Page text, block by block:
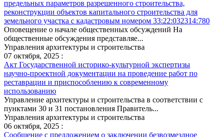
предельных параметров разрешенного строительства,
реконструкции объектов капитального строительства для
земельного участка с кадастровым номером 33:22:032314:780
Оповещение о начале общественных обсуждений На
общественные обсуждения представляе...
Управления архитектуры и строительства
07 октября, 2025 :
Акт Государственной историко-культурной экспертизы
научно-проектной документации на проведение работ по
реставрации и приспособлению к современному
использованию
Управление архитектуры и строительства в соответствии с
пунктами 30 и 31 постановления Правитель...
Управления архитектуры и строительства
06 октября, 2025 :
Сообщение с предложением о заключении безвозмездное